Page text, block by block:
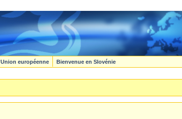
européenne Bienvenue en Slovénie